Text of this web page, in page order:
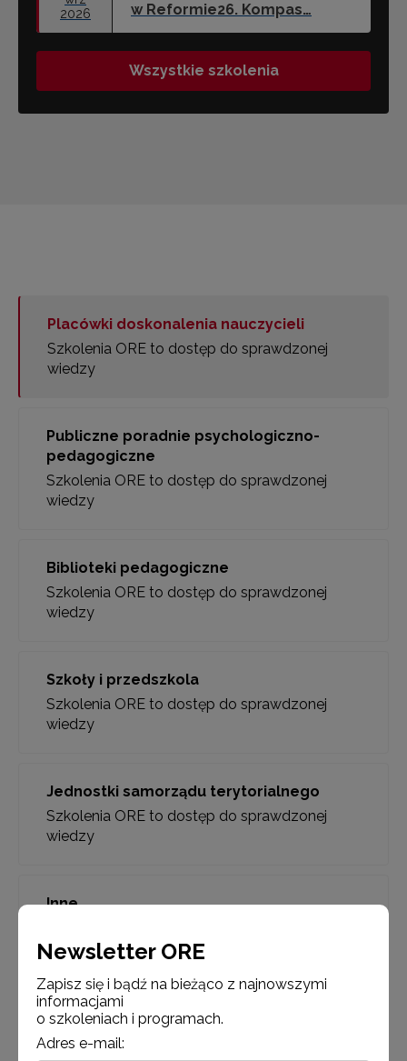
2026
w Reformie26. Kompas…
Wszystkie szkolenia
Placówki doskonalenia nauczycieli
Szkolenia ORE to dostęp do sprawdzonej
wiedzy
Publiczne poradnie psychologiczno-
pedagogiczne
Szkolenia ORE to dostęp do sprawdzonej
wiedzy
Biblioteki pedagogiczne
Szkolenia ORE to dostęp do sprawdzonej
wiedzy
Szkoły i przedszkola
Szkolenia ORE to dostęp do sprawdzonej
wiedzy
Jednostki samorządu terytorialnego
Szkolenia ORE to dostęp do sprawdzonej
wiedzy
Inne
wiedzy
Newsletter ORE
Zapisz się i bądź na bieżąco z najnowszymi
informacjami
o szkoleniach i programach.
Adres e-mail: